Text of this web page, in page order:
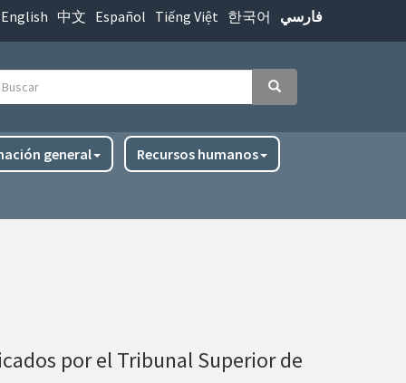
English 中文 Español Tiếng Việt 한국어 فارسي
Buscar
general Recursos humanos
por el Tribunal Superior de